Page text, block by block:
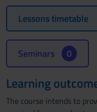
Lessons timetable
Seminars 0
Learning
The course intends to